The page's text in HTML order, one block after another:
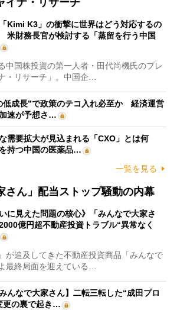
イナ・リサーチ
Kimi K3」の衝撃に世界はどう対応するの
財務長官が検討する「蒸留を行う中国
国株投資の第一人者・田代尚機氏のプレ
・リサーチ」。中国企…
低成長”で政策のテコ入れ必至か 経済運営
速が予想さ…
需要拡大が見込まれる「CXO」とは何
持つ中国の医薬品…
一覧を見る
さん」配当ストップ騒動の内幕
いに見えた問題の核心》「みんなで大家さ
億円超不動産投資トラブル“異常なく
が追及してきた不動産投資商品「みんなで
最終局面を迎えている…
んなで大家さん】二転三転した“成田プロ
更の裏で起き…